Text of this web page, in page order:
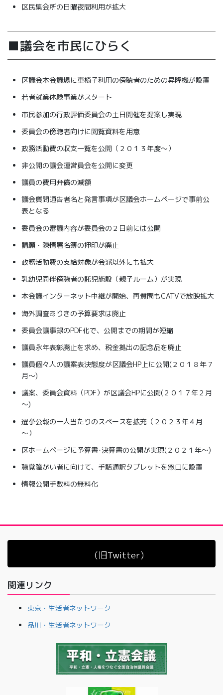
区民集会所の日曜夜間利用が拡大
■議会を市民にひらく
区議会本会議場に車椅子利用の傍聴者のための昇降機が設置
若者就業体験事業がスタート
市民参加の行政評価委員会の土日開催を提案し実現
委員会の傍聴者向けに閲覧資料を用意
政務活動費の収支一覧を公開（２０１３年度～）
非公開の議会運営員会を公開に変更
議員の費用弁償の減額
議会質問通告者名と発言事項が区議会ホームページで事前公
表となる
委員会の審議内容が委員会の２日前には公開
請願・陳情署名簿の押印が廃止
政務活動費の支給対象が会派以外にも拡大
乳幼児同伴傍聴者の託児施設（親子ルーム）が実現
本会議インターネット中継が開始、再質問もCATVで放映拡大
海外調査ありきの予算要求は廃止
委員会議事録のPDF化で、公開までの期間が短縮
議員永年表彰廃止を求め、税金拠出の記念品を廃止
議員個々人の議案表決態度が区議会HP上に公開(２０１８年７
月～)
議案、委員会資料（PDF）が区議会HPに公開(２０１７年２月
～)
選挙公報の一人当たりのスペースを拡充（２０２３年４月
～）
区ホームページに予算書･決算書の公開が実現(２０２１年～)
聴覚障がい者に向けて、手話通訳タブレットを窓口に設置
情報公開手数料の無料化
（旧Twitter）
関連リンク
東京・生活者ネットワーク
品川・生活者ネットワーク